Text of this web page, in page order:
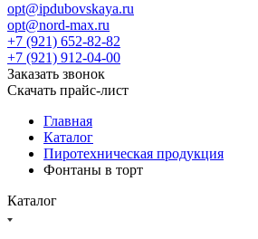
opt@ipdubovskaya.ru
opt@nord-max.ru
+7 (921) 652-82-82
+7 (921) 912-04-00
Заказать звонок
Скачать прайс-лист
Главная
Каталог
Пиротехническая продукция
Фонтаны в торт
Каталог